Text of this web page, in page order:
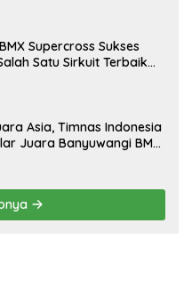
Supercross Sukses
Satu Sirkuit Terbaik
Asia, Timnas Indonesia
Juara Banyuwangi BMX